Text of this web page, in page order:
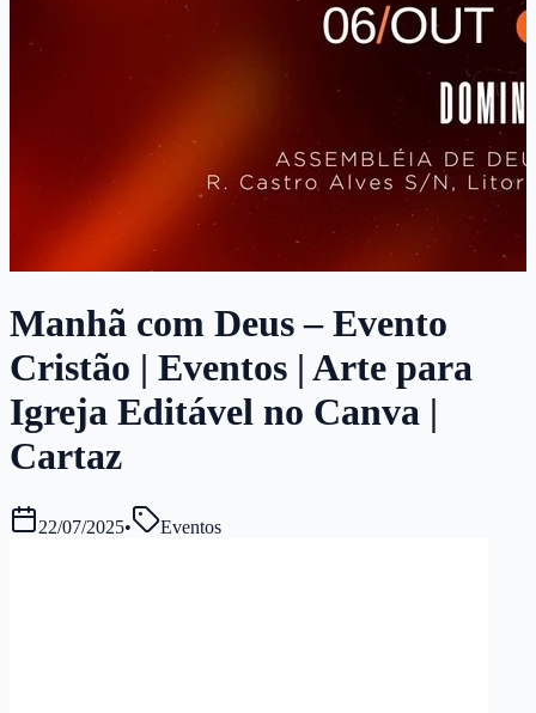
Manhã com Deus – Evento
Cristão | Eventos | Arte para
Igreja Editável no Canva |
Cartaz
22/07/2025• Eventos